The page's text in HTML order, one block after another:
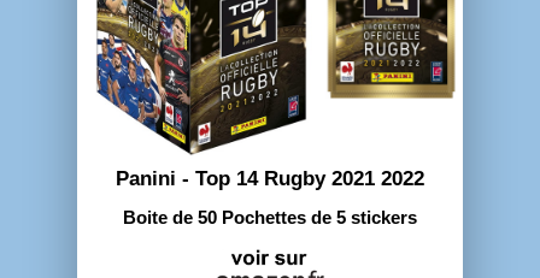
Panini - Top 14 Rugby 2021 2022
Boite de 50 Pochettes de 5 stickers